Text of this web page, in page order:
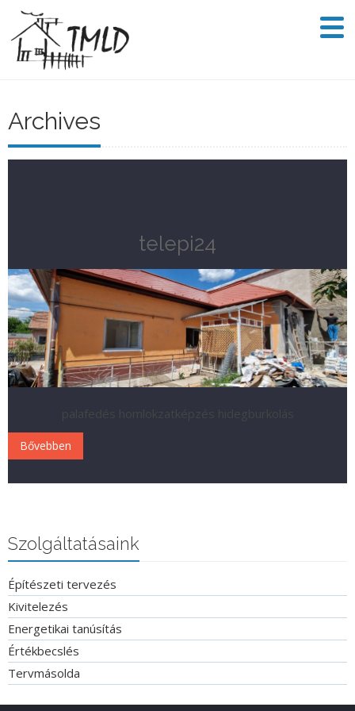
Archives
telepi24
Bővebben
Szolgáltatásaink
Építészeti tervezés
Kivitelezés
Energetikai tanúsítás
Értékbecslés
Tervmásolda